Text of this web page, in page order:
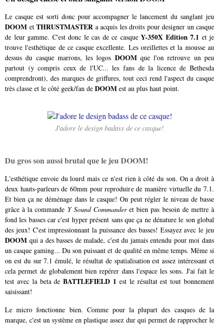
Le casque est sorti donc pour accompagner le lancement du sanglant jeu
DOOM et THRUSTMASTER a acquis les droits pour designer un casque
de leur gamme. C'est donc le cas de ce casque Y-350X Edition 7.1 et je
trouve l'esthétique de ce casque excellente. Les oreillettes et la mousse au
dessus du casque marrons, les logos DOOMque l'on retrouve un peu
partout (y compris ceux de l'UC... les fans de la licence de Bethesda
comprendront), des marques de griffures, tout ceci rend l'aspect du casque
très classe et le côté geek/fan de DOOM est au plus haut point.
J'adore le design badass de ce casque!
Du gros son aussi brutal que le jeu DOOM!
L'esthétique envoie du lourd mais ce n'est rien à côté du son. On a droit à
deux hauts-parleurs de 60mm pour reproduire de manière virtuelle du 7.1.
Et bien ça ne déménage dans le casque! On peut régler le niveau de basse
grâce à la commande Y Sound Commanderet bien pas besoin de mettre à
fond les basses car c'est hyper présent sans que ça ne dénature le son global
des jeux! C'est impressionnant la puissance des basses! Essayez avec le jeu
DOOM qui a des basses de malade, c'est du jamais entendu pour moi dans
un casque gaming... Du son puissant et de qualité en même temps. Même si
on est du sur 7.1 émulé, le résultat de spatialisation est assez intéressant et
cela permet de globalement bien repérer dans l'espace les sons. J'ai fait le
test avec la beta deBATTLEFIELD 1 est le résultat est tout bonnement
saisissant!
Le micro fonctionne bien. Comme pour la plupart des casques de la
marque, c'est un système en plastique assez dur qui permet de rapprocher le